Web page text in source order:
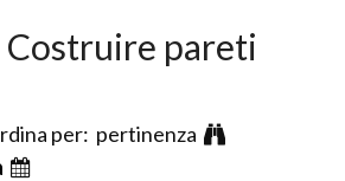
pareti
per: pertinenza